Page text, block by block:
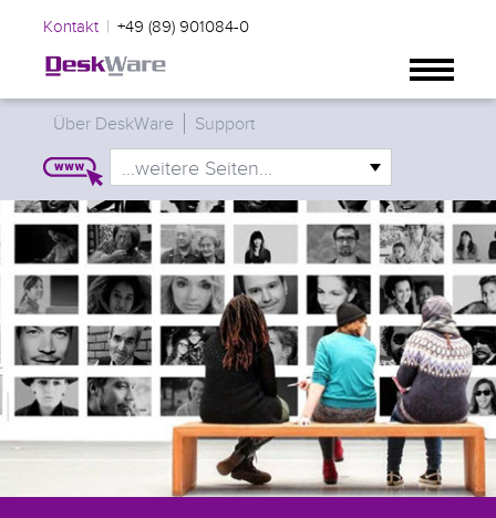
Kontakt | +49 (89) 901084-0
Über DeskWare Support
...weitere Seiten...